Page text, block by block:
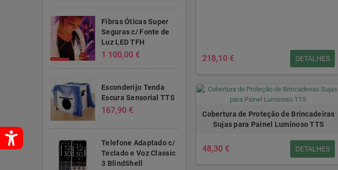
Fibras Óticas Super
Seguras c/ Fonte de
Luz LED TFH
1 100,00 €
Esconderijo Tenda
Escura Sensorial TTS
167,90 €
Telefone Adaptado c/
Teclado e Voz Classic
3 BlindShell
218,10 € DETALHES
Cobertura de Proteção de Brincadeiras
Sujas para Painel Luminoso TTS
48,30 € DETALHES